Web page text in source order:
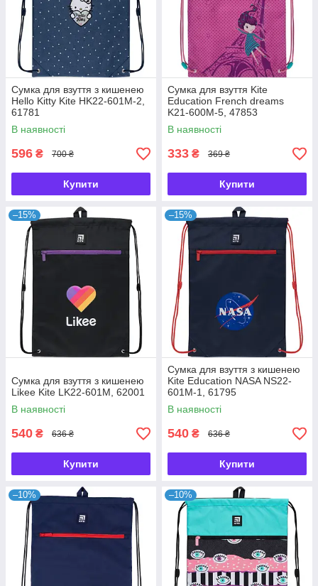
Сумка для взуття з кишенею
Hello Kitty Kite HK22-601M-2,
61781
В наявності
596 ₴ 700 ₴
Купити
Сумка для взуття Kite
Education French dreams
K21-600M-5, 47853
В наявності
333 ₴ 369 ₴
Купити
–15%
Сумка для взуття з кишенею
Likee Kite LK22-601M, 62001
В наявності
540 ₴ 636 ₴
Купити
–15%
Сумка для взуття з кишенею
Kite Education NASA NS22-
601M-1, 61795
В наявності
540 ₴ 636 ₴
Купити
–10% –10%